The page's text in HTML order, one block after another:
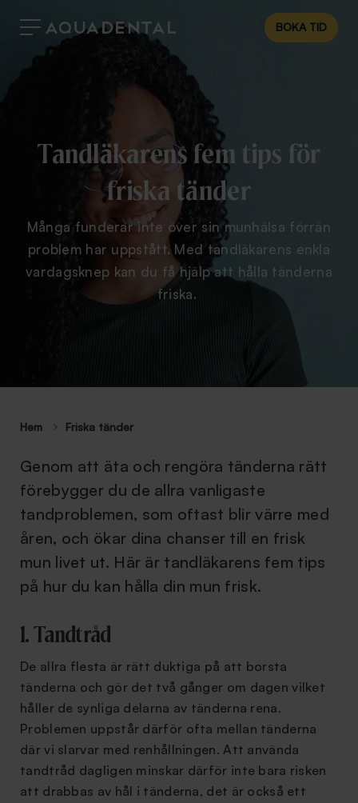
BOKA TID
Tandläkarens fem tips för
friska tänder
Många funderar inte över sin munhälsa förrän
problem har uppstått. Med tandläkarens enkla
vardagsknep kan du få hjälp att hålla tänderna
friska.
Hem Friska tänder
Genom att äta och rengöra tänderna rätt
förebygger du de allra vanligaste
tandproblemen, som oftast blir värre med
åren, och ökar dina chanser till en frisk
mun livet ut. Här är tandläkarens fem tips
på hur du kan hålla din mun frisk.
1. Tandtråd
De allra flesta är rätt duktiga på att borsta
tänderna och gör det två gånger om dagen vilket
håller de synliga delarna av tänderna rena.
Problemen uppstår därför ofta mellan tänderna
där vi slarvar med renhållningen. Att använda
tandtråd dagligen minskar därför inte bara risken
att drabbas av hål i tänderna, det är också ett